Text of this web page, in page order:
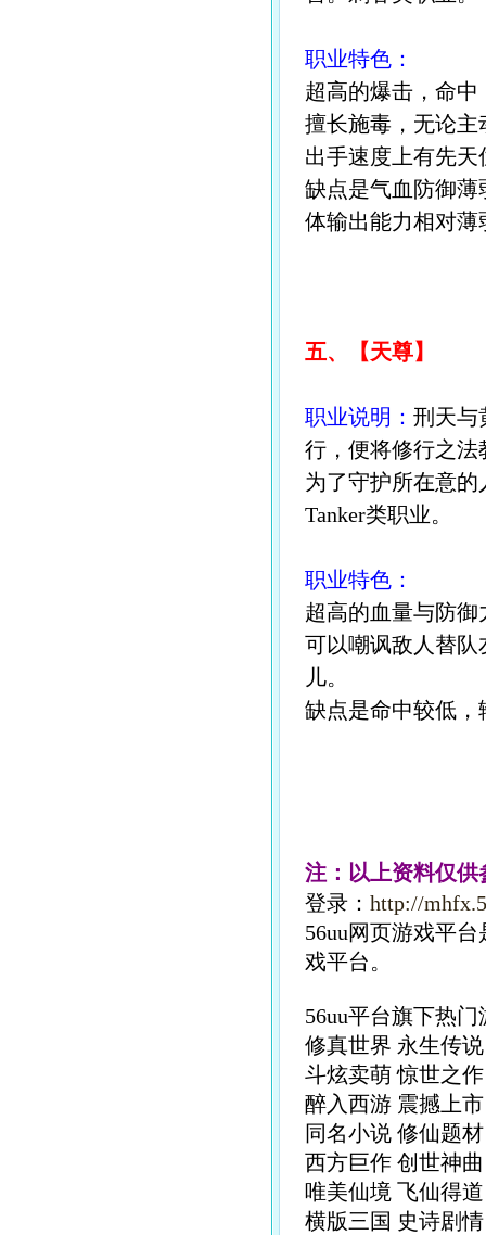
职业特色：
超高的爆击，命
擅长施毒，无论
出手速度上有先
缺点是气血防御
体输出能力相对薄
五、【天尊】
职业说明： 刑天与
行，便将修行之
为了守护所在意
Tanker类职业。
职业特色：
超高的血量与防
可以嘲讽敌人替队
儿。
缺点是命中较低，
注：以上资料仅
登录： http://
56uu网页游戏平
戏平台。
56uu平台旗下热门
修真世界 永生传
斗炫卖萌 惊世之
醉入西游 震撼上
同名小说 修仙题
西方巨作 创世神
唯美仙境 飞仙得
横版三国 史诗剧